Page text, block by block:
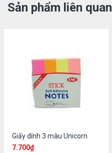
Sản phẩm liên quan
Giấy dính 3 màu Unicorn
7.700₫